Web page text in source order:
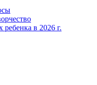
в 2026 г.